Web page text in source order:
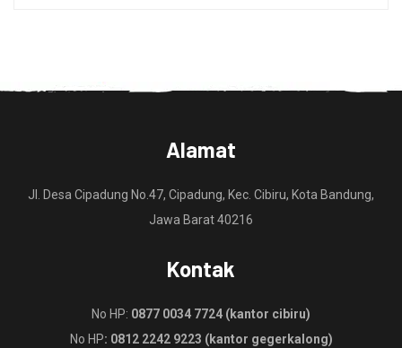
Alamat
Jl. Desa Cipadung No.47, Cipadung, Kec. Cibiru, Kota Bandung,
Jawa Barat 40216
Kontak
No HP: 0877 0034 7724 (kantor cibiru)
No HP: 0812 2242 9223 (kantor gegerkalong)